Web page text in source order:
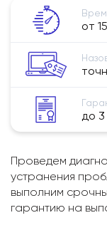
от
до 3
Проведем
устранения
выполним
гарантию на